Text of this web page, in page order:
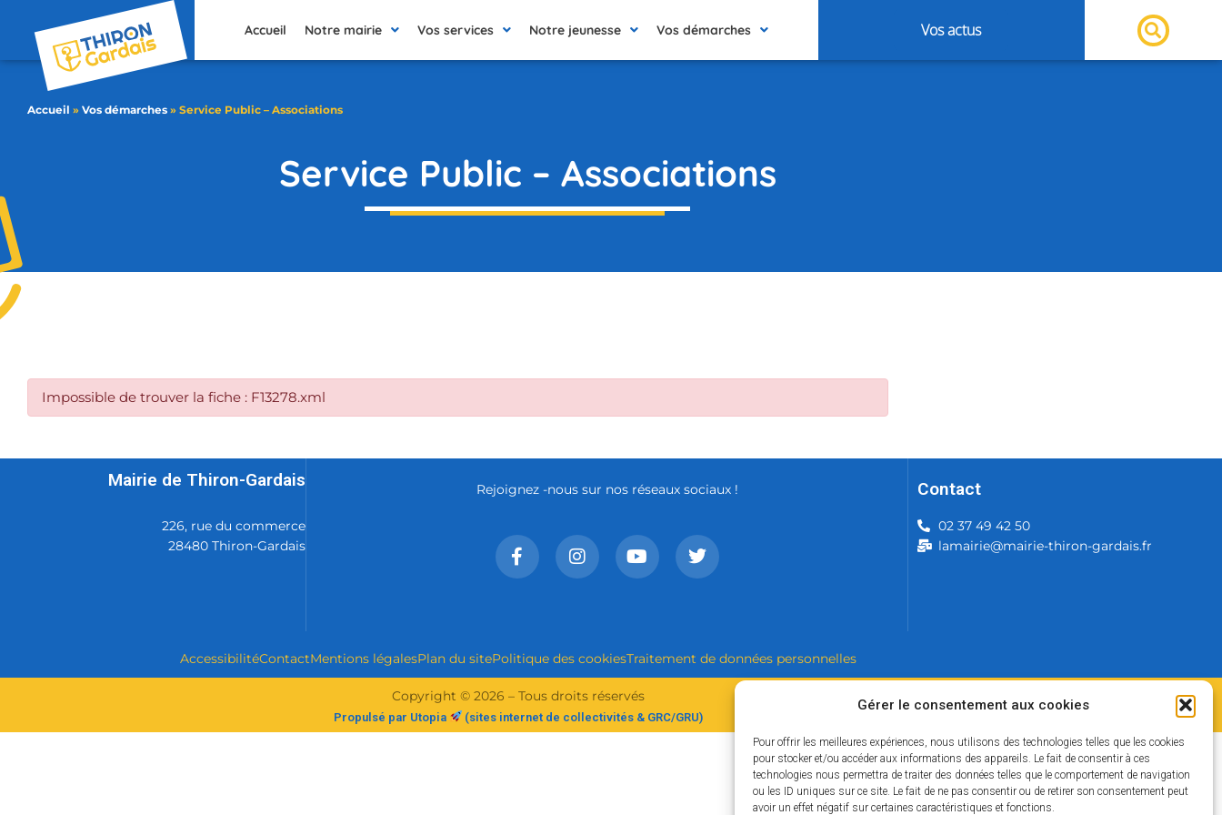
Gérer le consentement aux cookies
Pour offrir les meilleures expériences, nous utilisons des technologies telles que les cookies
pour stocker et/ou accéder aux informations des appareils. Le fait de consentir à ces
technologies nous permettra de traiter des données telles que le comportement de navigation
ou les ID uniques sur ce site. Le fait de ne pas consentir ou de retirer son consentement peut
avoir un effet négatif sur certaines caractéristiques et fonctions.
Accueil Notre mairie Vos services Notre jeunesse Vos démarches Vos actus
Accueil » Vos démarches » Service Public – Associations
Service Public – Associations
Impossible de trouver la fiche : F13278.xml
Mairie de Thiron-Gardais
226, rue du commerce
28480 Thiron-Gardais
Rejoignez -nous sur nos réseaux sociaux ! Contact
02 37 49 42 50
lamairie@mairie-thiron-gardais.fr
AccessibilitéContactMentions légalesPlan du sitePolitique des cookiesTraitement de données personnelles
Copyright © 2026 – Tous droits réservés
Propulsé par Utopia (sites internet de collectivités & GRC/GRU)